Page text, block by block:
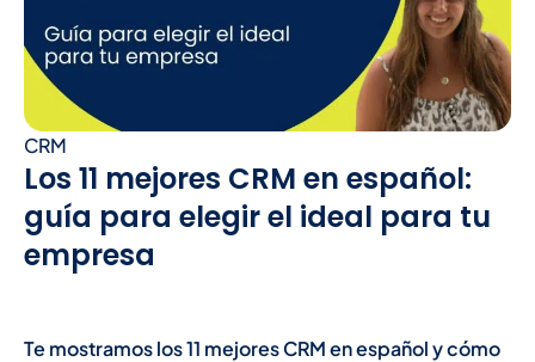
CRM
Los 11 mejores CRM en español:
guía para elegir el ideal para tu
empresa
Te mostramos los 11 mejores CRM en español y cómo